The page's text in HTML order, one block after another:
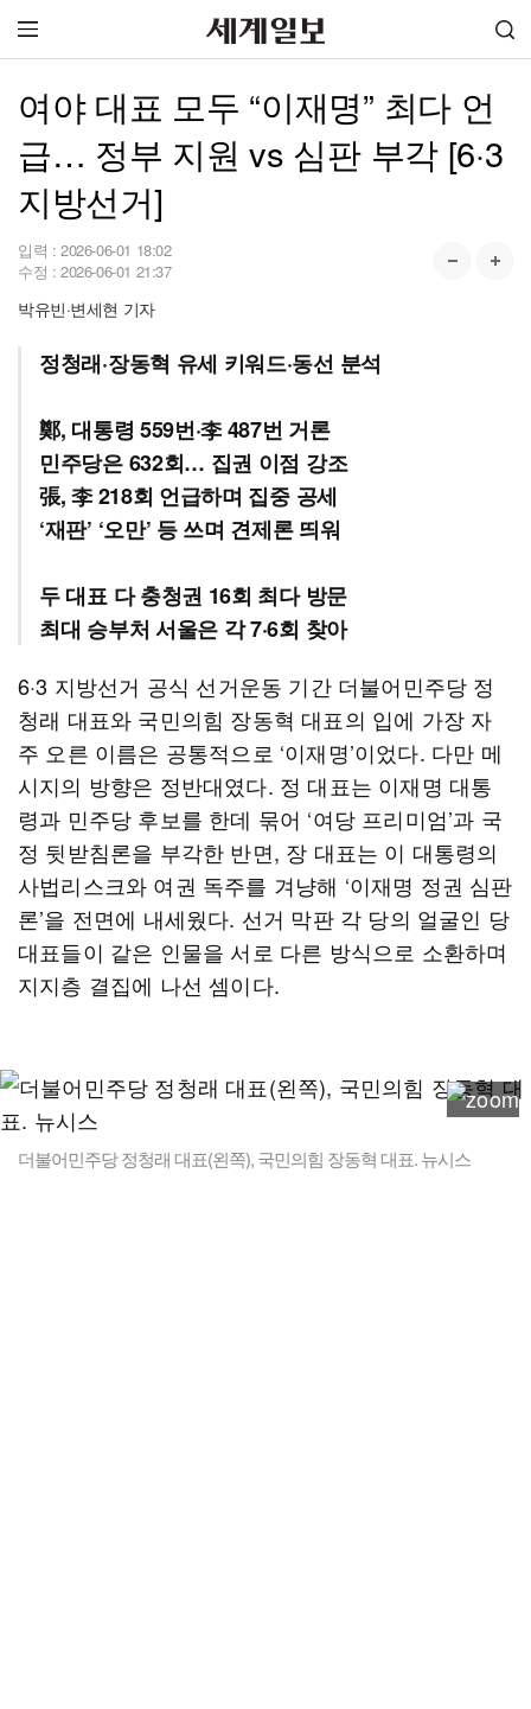
여야 대표 모두 “이재명” 최다 언
급… 정부 지원 vs 심판 부각 [6·3
지방선거]
입력 : 2026-06-01 18:02
수정 : 2026-06-01 21:37
박유빈·변세현 기자
정청래·장동혁 유세 키워드·동선 분석
鄭, 대통령 559번·李 487번 거론
민주당은 632회… 집권 이점 강조
張, 李 218회 언급하며 집중 공세
‘재판’ ‘오만’ 등 쓰며 견제론 띄워
두 대표 다 충청권 16회 최다 방문
최대 승부처 서울은 각 7·6회 찾아
6·3 지방선거 공식 선거운동 기간 더불어민주당 정
청래 대표와 국민의힘 장동혁 대표의 입에 가장 자
주 오른 이름은 공통적으로 ‘이재명’이었다. 다만 메
시지의 방향은 정반대였다. 정 대표는 이재명 대통
령과 민주당 후보를 한데 묶어 ‘여당 프리미엄’과 국
정 뒷받침론을 부각한 반면, 장 대표는 이 대통령의
사법리스크와 여권 독주를 겨냥해 ‘이재명 정권 심판
론’을 전면에 내세웠다. 선거 막판 각 당의 얼굴인 당
대표들이 같은 인물을 서로 다른 방식으로 소환하며
지지층 결집에 나선 셈이다.
더불어민주당 정청래 대표(왼쪽), 국민의힘 장동혁 대표. 뉴시스